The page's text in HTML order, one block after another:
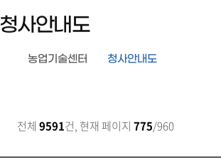
청사안내도
농업기술센터 청사안내도
전체 9591건, 현재 페이지 775/960